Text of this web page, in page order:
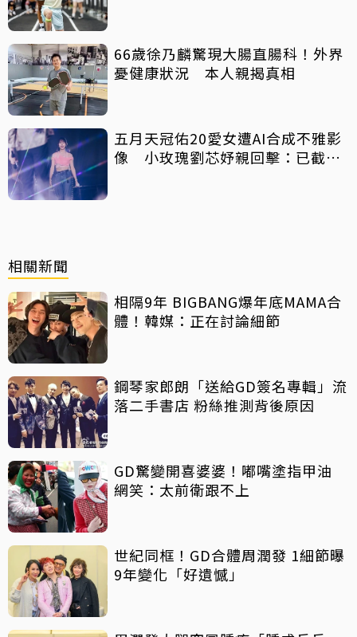
66歲徐乃麟驚現大腸直腸科！外界
憂健康狀況 本人親揭真相
五月天冠佑20愛女遭AI合成不雅影
像 小玫瑰劉芯妤親回擊：已截圖
相關新聞
相隔9年 BIGBANG爆年底MAMA合
體！韓媒：正在討論細節
鋼琴家郎朗「送給GD簽名專輯」流
落二手書店 粉絲推測背後原因
GD驚變開喜婆婆！嘟嘴塗指甲油
網笑：太前衛跟不上
世紀同框！GD合體周潤發 1細節曝
9年變化「好遺憾」